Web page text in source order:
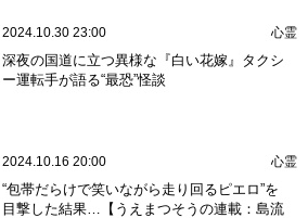
2024.10.30 23:00 心霊
深夜の国道に立つ異様な『白い花嫁』タクシ
ー運転手が語る“最恐”怪談
2024.10.16 20:00 心霊
“包帯だらけで笑いながら走り回るピエロ”を
目撃した結果…【うえまつそうの連載：島流